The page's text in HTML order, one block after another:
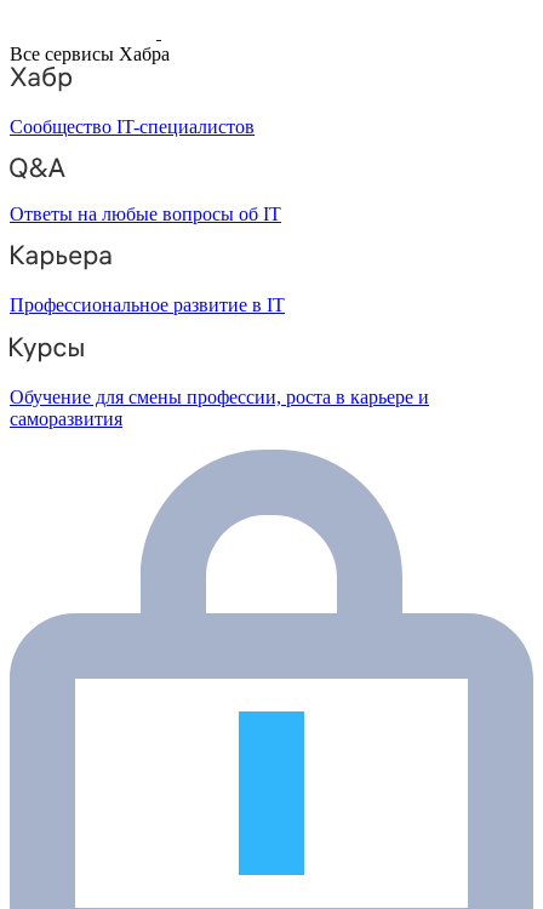
Все сервисы Хабра
Сообщество IT-специалистов
Ответы на любые вопросы об IT
Профессиональное развитие в IT
Обучение для смены профессии, роста в карьере и
саморазвития